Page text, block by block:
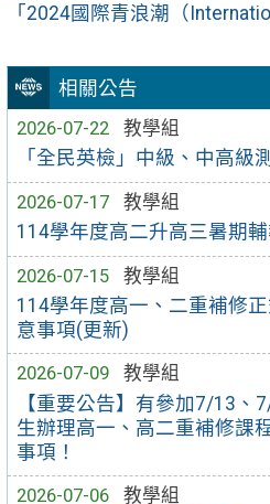
相關公告
2026-07-22
教學組
「全民英檢」中級、中高級
2026-07-17
教學組
114學年度高二升高三暑期
2026-07-15
教學組
114學年度高一、二重補修
意事項(更新)
2026-07-09
教學組
【重要公告】有參加7/13、
生辦理高一、高二重補修課
事項！
2026-07-06
教學組
「2024國際青浪潮（